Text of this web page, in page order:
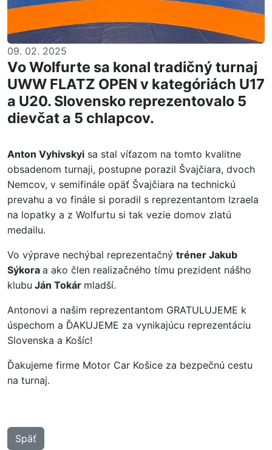
09. 02. 2025
Vo Wolfurte sa konal tradičný turnaj
UWW FLATZ OPEN v kategóriách U17
a U20. Slovensko reprezentovalo 5
dievčat a 5 chlapcov.
Anton Vyhivskyi sa stal víťazom na tomto kvalitne
obsadenom turnaji, postupne porazil Švajčiara, dvoch
Nemcov, v semifinále opäť Švajčiara na technickú
prevahu a vo finále si poradil s reprezentantom Izraela
na lopatky a z Wolfurtu si tak vezie domov zlatú
medailu.
Vo výprave nechýbal reprezentačný tréner Jakub
Sýkora a ako člen realizačného tímu prezident nášho
klubu Ján Tokár mladší.
Antonovi a našim reprezentantom GRATULUJEME k
úspechom a ĎAKUJEME za vynikajúcu reprezentáciu
Slovenska a Košíc!
Ďakujeme firme Motor Car Košice za bezpečnú cestu
na turnaj.
Späť